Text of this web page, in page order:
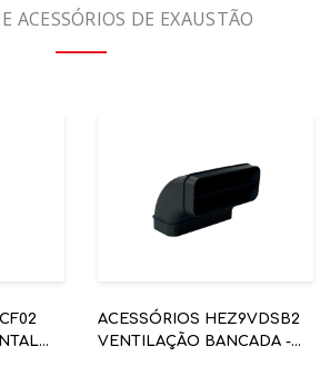
ACESSÓRIOS DE EXAUSTÃO
ACESSÓRIOS HEZ9VDSB2
VENTILAÇÃO BANCADA -